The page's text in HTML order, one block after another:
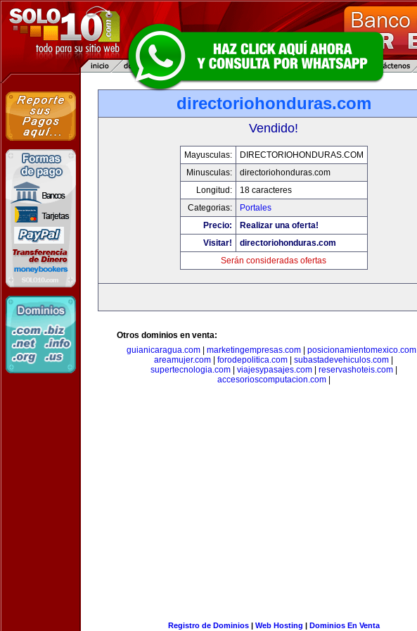
directoriohonduras.com
Vendido!
Mayusculas:
DIRECTORIOHONDURAS.COM
Minusculas:
directoriohonduras.com
Longitud:
18 caracteres
Categorias:
Portales
Precio:
Realizar una oferta!
Visitar!
directoriohonduras.com
Serán consideradas ofertas
Otros dominios en venta:
guianicaragua.com
marketingempresas.com posicionamientomexico.com
areamujer.com
forodepolitica.com subastadevehiculos.com
supertecnologia.com| viajesypasajes.com| reservashoteis.com|
accesorioscomputacion.com|
Registro de Dominios| Web Hosting | Dominios En Venta